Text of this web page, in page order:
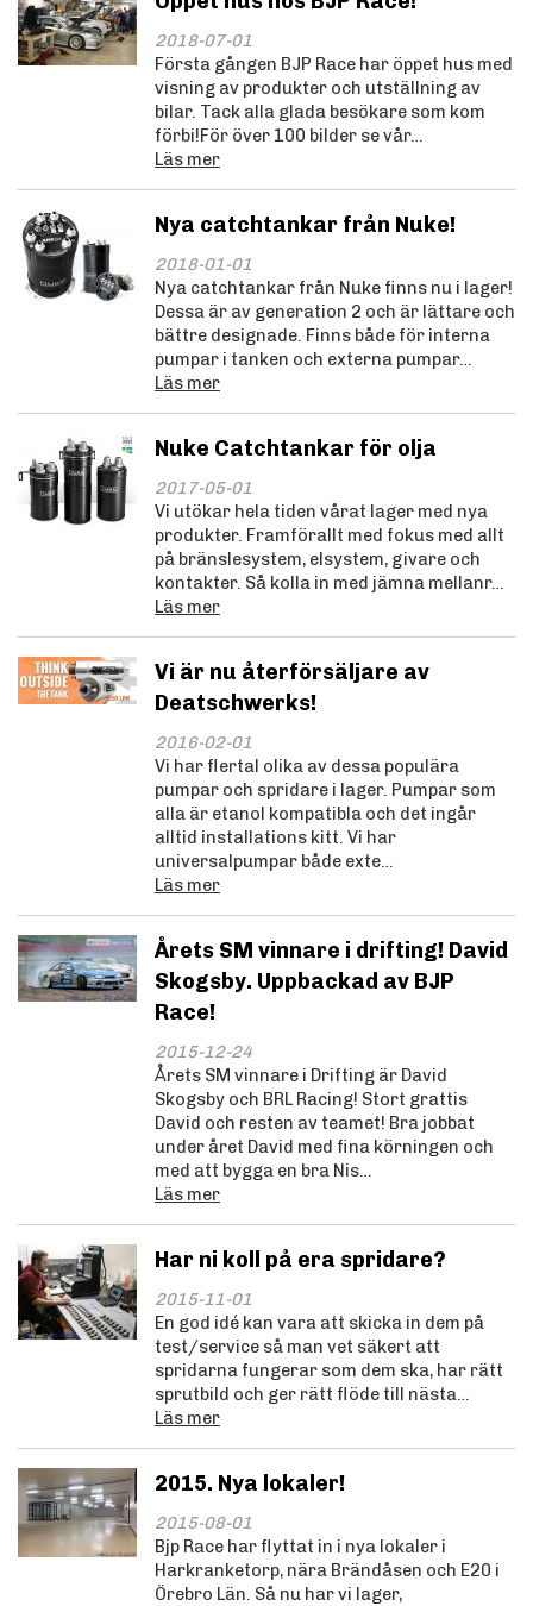
2018-07-01
Första gången BJP Race har öppet hus med
visning av produkter och utställning av
bilar. Tack alla glada besökare som kom
förbi!För över 100 bilder se vår…
Läs mer
Nya catchtankar från Nuke!
2018-01-01
Nya catchtankar från Nuke finns nu i lager!
Dessa är av generation 2 och är lättare och
bättre designade. Finns både för interna
pumpar i tanken och externa pumpar…
Läs mer
Nuke Catchtankar för olja
2017-05-01
Vi utökar hela tiden vårat lager med nya
produkter. Framförallt med fokus med allt
på bränslesystem, elsystem, givare och
kontakter. Så kolla in med jämna mellanr…
Läs mer
Vi är nu återförsäljare av
Deatschwerks!
2016-02-01
Vi har flertal olika av dessa populära
pumpar och spridare i lager. Pumpar som
alla är etanol kompatibla och det ingår
alltid installations kitt. Vi har
universalpumpar både exte…
Läs mer
Årets SM vinnare i drifting! David
Skogsby. Uppbackad av BJP
Race!
2015-12-24
Årets SM vinnare i Drifting är David
Skogsby och BRL Racing! Stort grattis
David och resten av teamet! Bra jobbat
under året David med fina körningen och
med att bygga en bra Nis…
Läs mer
Har ni koll på era spridare?
2015-11-01
En god idé kan vara att skicka in dem på
test/service så man vet säkert att
spridarna fungerar som dem ska, har rätt
sprutbild och ger rätt flöde till nästa…
Läs mer
2015. Nya lokaler!
2015-08-01
Bjp Race har flyttat in i nya lokaler i
Harkranketorp, nära Brändåsen och E20 i
Örebro Län. Så nu har vi lager,